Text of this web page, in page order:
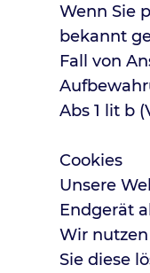
Wenn Sie
bekannt
Fall von
Abs 1 lit b
Cookies
Unsere
Endgerät
Wir
Sie diese